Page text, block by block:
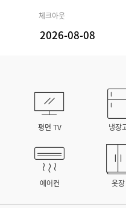
체크아웃
평면 TV 냉장
에어컨 옷장